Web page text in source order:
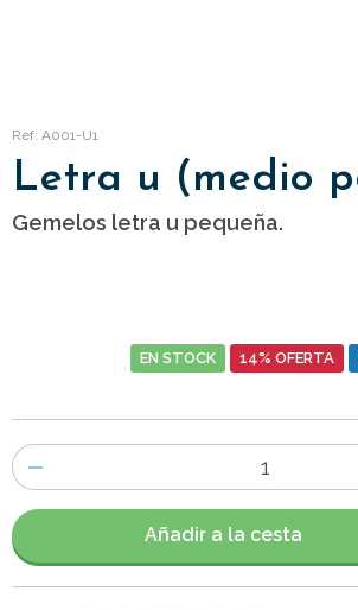
Ref: A001-U1
Letra u (medio
Gemelos letra u pequeña.
EN STOCK 14% OFERTA
Número
de
artículos
Añadir a la cesta